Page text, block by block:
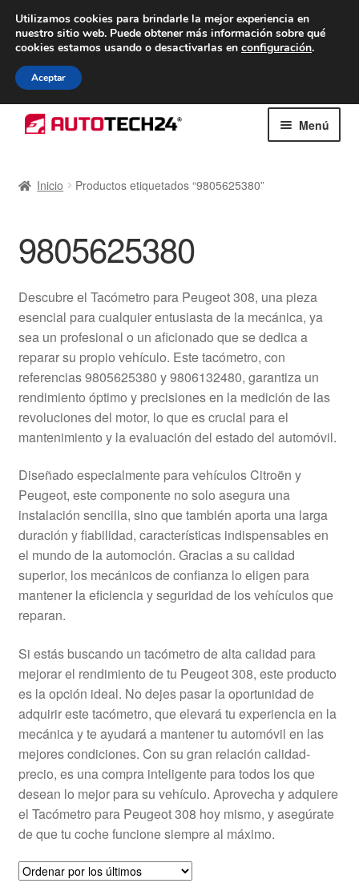
ENTREGA desde 7 EUR
De lunes a viernes de 9 a. m. a 4 p. m.
navegación
al
Menú
Carro
Contacto
Envío al mundo entero
Mi cuenta
Pagos
Procedimiento de Reclamación
Queja
Sobre nosotros
Transporte
Inicio Productos etiquetados “9805625380”
9805625380
Descubre el Tacómetro para Peugeot 308, una pieza
esencial para cualquier entusiasta de la mecánica, ya
sea un profesional o un aficionado que se dedica a
reparar su propio vehículo. Este tacómetro, con
referencias 9805625380 y 9806132480, garantiza un
rendimiento óptimo y precisiones en la medición de las
revoluciones del motor, lo que es crucial para el
mantenimiento y la evaluación del estado del automóvil.
Diseñado especialmente para vehículos Citroën y
Peugeot, este componente no solo asegura una
instalación sencilla, sino que también aporta una larga
duración y fiabilidad, características indispensables en
el mundo de la automoción. Gracias a su calidad
superior, los mecánicos de confianza lo eligen para
mantener la eficiencia y seguridad de los vehículos que
reparan.
Si estás buscando un tacómetro de alta calidad para
mejorar el rendimiento de tu Peugeot 308, este producto
es la opción ideal. No dejes pasar la oportunidad de
adquirir este tacómetro, que elevará tu experiencia en la
mecánica y te ayudará a mantener tu automóvil en las
mejores condiciones. Con su gran relación calidad-
precio, es una compra inteligente para todos los que
desean lo mejor para su vehículo. Aprovecha y adquiere
el Tacómetro para Peugeot 308 hoy mismo, y asegúrate
de que tu coche funcione siempre al máximo.
Utilizamos cookies para brindarle la mejor experiencia en
nuestro sitio web. Puede obtener más información sobre qué
cookies estamos usando o desactivarlas en configuración.
Aceptar